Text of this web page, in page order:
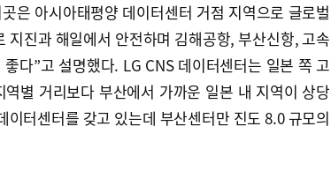
은 아시아태평양 데이터센터 거점 지역으로 글로벌
지진과 해일에서 안전하며 김해공항, 부산신항, 고속
다”고 설명했다. LG CNS 데이터센터는 일본 쪽 고
별 거리보다 부산에서 가까운 일본 내 지역이 상당
이터센터를 갖고 있는데 부산센터만 진도 8.0 규모의